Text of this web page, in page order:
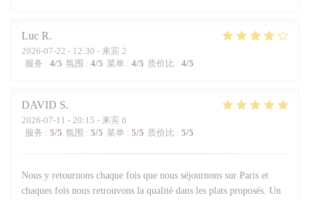
Luc R
2026-07-22 - 12:30 - 来宾 2
服务 : 4/5 氛围 : 4/5 菜单 : 4/5 质价比 : 4/5
DAVID S
2026-07-11 - 20:15 - 来宾 6
服务 : 5/5 氛围 : 5/5 菜单 : 5/5 质价比 : 5/5
Nous y retournons chaque fois que nous séjournons sur Paris et
chaques fois nous retrouvons la qualité dans les plats proposés. Un